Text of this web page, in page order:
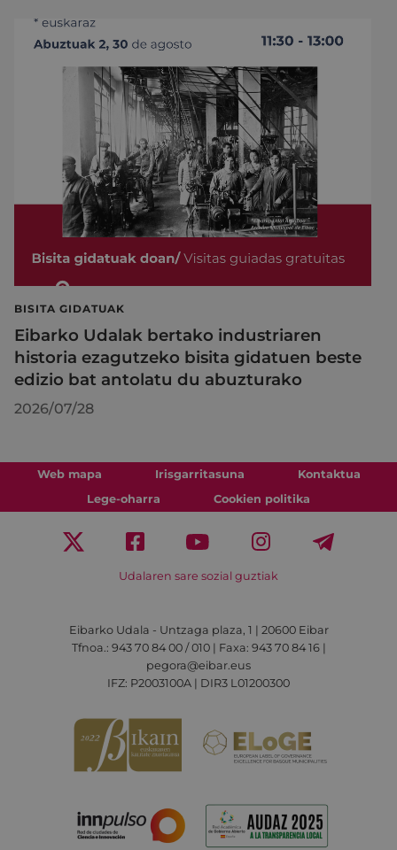
BISITA GIDATUAK
Eibarko Udalak bertako industriaren
historia ezagutzeko bisita gidatuen beste
edizio bat antolatu du abuzturako
2026/07/28
Web mapa Irisgarritasuna
Kontaktua
Lege-oharra
Cookien politika
Udalaren sare sozial guztiak
Eibarko Udala - Untzaga plaza, 1 | 20600 Eibar
Tfnoa.: 943 70 84 00 / 010 | Faxa: 943 70 84 16 |
pegora@eibar.eus
IFZ: P2003100A | DIR3 L01200300